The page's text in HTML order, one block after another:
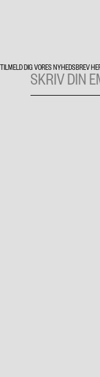
TILMELD DIG VORES NYHEDSBREV